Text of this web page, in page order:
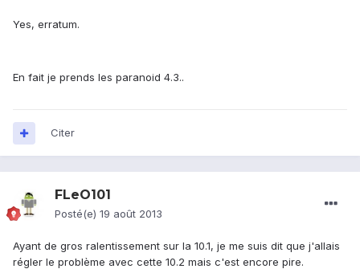
Yes, erratum.
En fait je prends les paranoid 4.3..
Citer
FLeO101
Posté(e) 19 août 2013
Ayant de gros ralentissement sur la 10.1, je me suis dit que j'allais
régler le problème avec cette 10.2 mais c'est encore pire.